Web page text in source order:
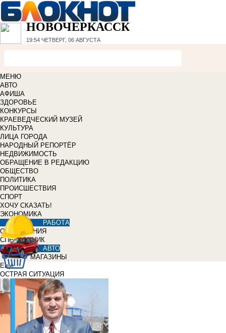
НОВОЧЕРКАССК
19:54 ЧЕТВЕРГ, 06 АВГУСТА
МЕНЮ
АВТО
АФИША
ЗДОРОВЬЕ
КОНКУРСЫ
КРАЕВЕДЧЕСКИЙ МУЗЕЙ
КУЛЬТУРА
ЛИЦА ГОРОДА
НАРОДНЫЙ РЕПОРТЁР
НЕДВИЖИМОСТЬ
ОБРАЩЕНИЕ В РЕДАКЦИЮ
ОБЩЕСТВО
ПОЛИТИКА
ПРОИСШЕСТВИЯ
СПОРТ
ХОЧУ СКАЗАТЬ!
ЭКОНОМИКА
РАБОТА
ОБЪЯВЛЕНИЯ
СПРАВОЧНИК
АВТО
МАГАЗИНЫ
Еще
ОСТРАЯ СИТУАЦИЯ